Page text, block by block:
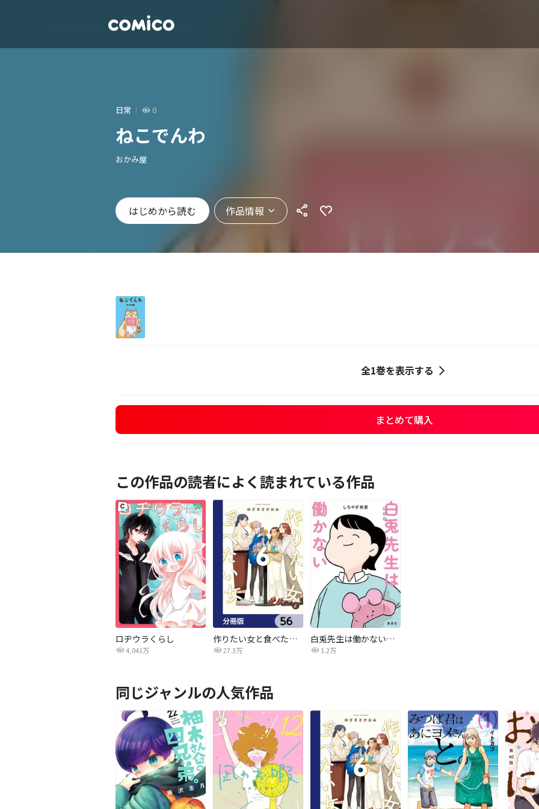
日常 0
ねこでんわ
おかみ屋
はじめから読む 作品情報
全1巻を表示する
まとめて購入
この作品の読者によく読まれている作品
ロヂウラくらし
4,041万
作りたい女と食べたい女【分冊版】
27.3万
白兎先生は働かない【タテヨミ】
1.2万
同じジャンルの人気作品